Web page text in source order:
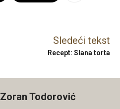
Sledeći tekst
Recept: Slana torta
Zoran Todorović